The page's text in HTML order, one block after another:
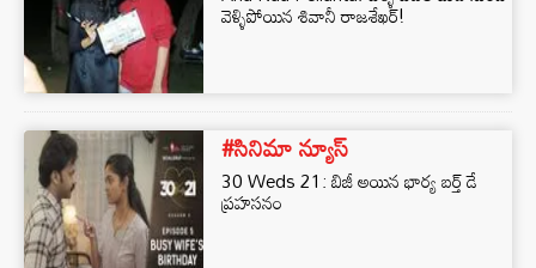
వెళ్ళిపోయిన శివానీ రాజశేఖర్!
#సినిమా న్యూస్
30 Weds 21: బిజీ అయిన భార్య బర్త్ డే
ప్రహసనం